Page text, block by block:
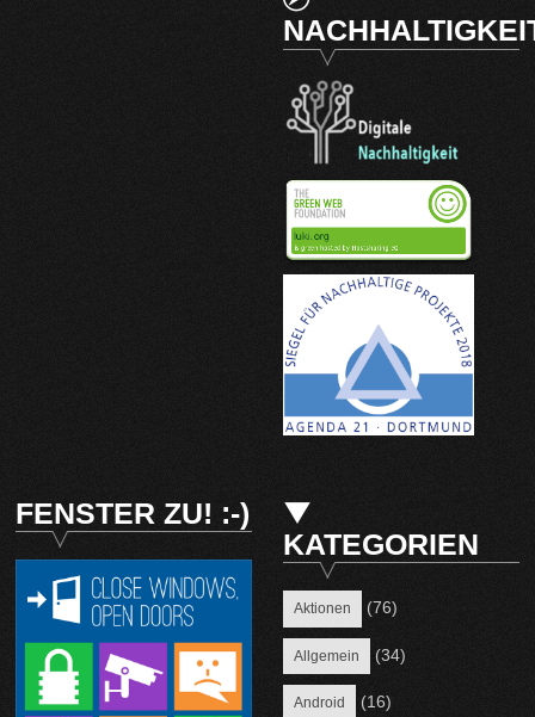
FENSTER ZU! :-)
KATEGORIEN
Aktionen (76)
Allgemein (34)
Android (16)